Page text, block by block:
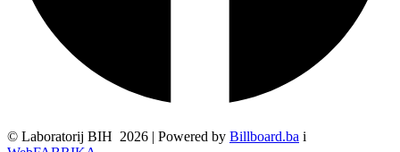
© Laboratorij BIH 2026 | Powered by Billboard.ba i